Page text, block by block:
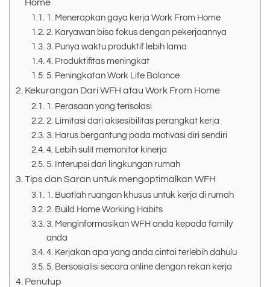
Home
1. Menerapkan gaya kerja Work From Home
2. Karyawan bisa fokus dengan pekerjaannya
3. Punya waktu produktif lebih lama
4. Produktifitas meningkat
5. Peningkatan Work Life Balance
Kekurangan Dari WFH atau Work From Home
1. Perasaan yang terisolasi
2. Limitasi dari aksesibilitas perangkat kerja
3. Harus bergantung pada motivasi diri sendiri
4. Lebih sulit memonitor kinerja
5. Interupsi dari lingkungan rumah
Tips dan Saran untuk mengoptimalkan WFH
1. Buatlah ruangan khusus untuk kerja di rumah
2. Build Home Working Habits
3. Menginformasikan WFH anda kepada family
anda
4. Kerjakan apa yang anda cintai terlebih dahulu
5. Bersosialisi secara online dengan rekan kerja
Penutup